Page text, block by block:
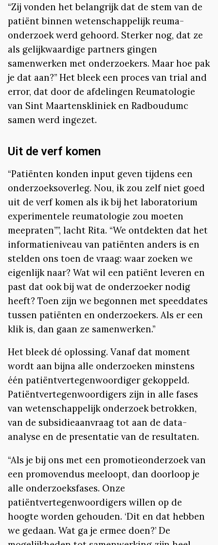
“Zij vonden het belangrijk dat de stem van de
patiënt binnen wetenschappelijk reuma-
onderzoek werd gehoord. Sterker nog, dat ze
als gelijkwaardige partners gingen
samenwerken met onderzoekers. Maar hoe pak
je dat aan?” Het bleek een proces van trial and
error, dat door de afdelingen Reumatologie
van Sint Maartenskliniek en Radboudumc
samen werd ingezet.
Uit de verf komen
“Patiënten konden input geven tijdens een
onderzoeksoverleg. Nou, ik zou zelf niet goed
uit de verf komen als ik bij het laboratorium
experimentele reumatologie zou moeten
meepraten””, lacht Rita. “We ontdekten dat het
informatieniveau van patiënten anders is en
stelden ons toen de vraag: waar zoeken we
eigenlijk naar? Wat wil een patiënt leveren en
past dat ook bij wat de onderzoeker nodig
heeft? Toen zijn we begonnen met speeddates
tussen patiënten en onderzoekers. Als er een
klik is, dan gaan ze samenwerken.”
Het bleek dé oplossing. Vanaf dat moment
wordt aan bijna alle onderzoeken minstens
één patiëntvertegenwoordiger gekoppeld.
Patiëntvertegenwoordigers zijn in alle fases
van wetenschappelijk onderzoek betrokken,
van de subsidieaanvraag tot aan de data-
analyse en de presentatie van de resultaten.
“Als je bij ons met een promotieonderzoek van
een promovendus meeloopt, dan doorloop je
alle onderzoeksfases. Onze
patiëntvertegenwoordigers willen op de
hoogte worden gehouden. ‘Dit en dat hebben
we gedaan. Wat ga je ermee doen?’ De